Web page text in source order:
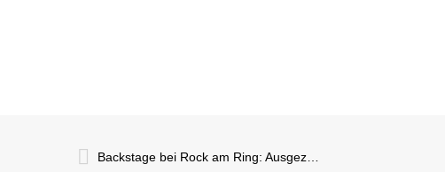
Backstage bei Rock am Ring: Ausgezeichneter Bericht von Benjamin Fischer